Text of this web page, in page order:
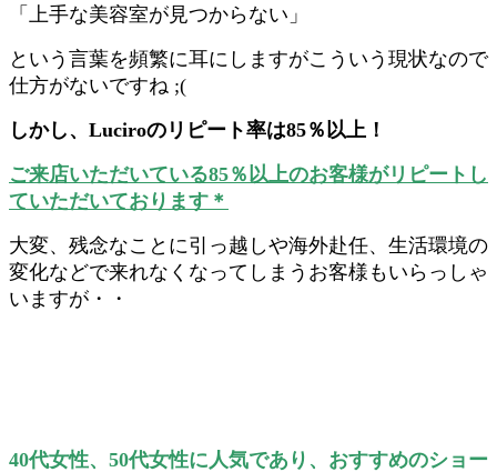
「上手な美容室が見つからない」
という言葉を頻繁に耳にしますがこういう現状なので
仕方がないですね ;(
しかし、Luciroのリピート率は85％以上！
ご来店いただいている85％以上のお客様がリピートし
ていただいております＊
大変、残念なことに引っ越しや海外赴任、生活環境の
変化などで来れなくなってしまうお客様もいらっしゃ
いますが・・
40代女性、50代女性に人気であり、おすすめのショー